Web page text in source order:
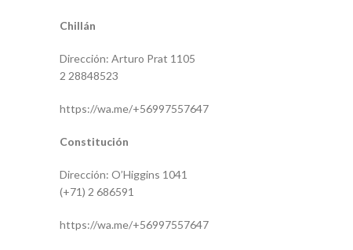
Chillán
Dirección: Arturo Prat 1105
2 28848523
https://wa.me/+56997557647
Constitución
Dirección: O’Higgins 1041
(+71) 2 686591
https://wa.me/+56997557647